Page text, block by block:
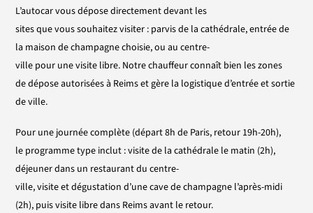
L’autocar vous dépose directement devant les
sites que vous souhaitez visiter : parvis de la cathédrale, entrée de
la maison de champagne choisie, ou au centre-
ville pour une visite libre. Notre chauffeur connaît bien les zones
de dépose autorisées à Reims et gère la logistique d’entrée et sortie
de ville.
Pour une journée complète (départ 8h de Paris, retour 19h-20h),
le programme type inclut : visite de la cathédrale le matin (2h),
déjeuner dans un restaurant du centre-
ville, visite et dégustation d’une cave de champagne l’après-midi
(2h), puis visite libre dans Reims avant le retour.